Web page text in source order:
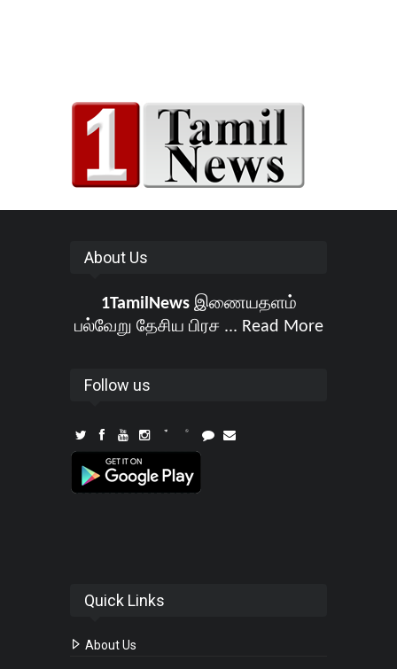
About Us
1TamilNewsஇணையதளம்
பல்வேறு தேசிய பிரச ... Read More
Follow us
Quick Links
About Us